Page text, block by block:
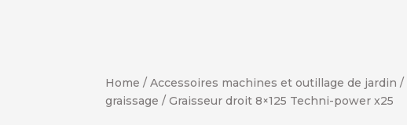
Home /Accessoires machines et outillage de jardin /
graissage / Graisseur droit 8×125 Techni-power x25